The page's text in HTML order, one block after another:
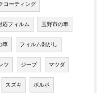
コーティング
応フィルム 玉野市の車
車 フィルム剝がし
ツ ジープ マツダ
スズキ ボルボ